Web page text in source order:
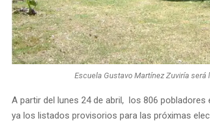
Escuela Gustavo Martínez Zuviría
A partir del lunes 24 de abril, los 806
ya los listados provisorios para las próximas